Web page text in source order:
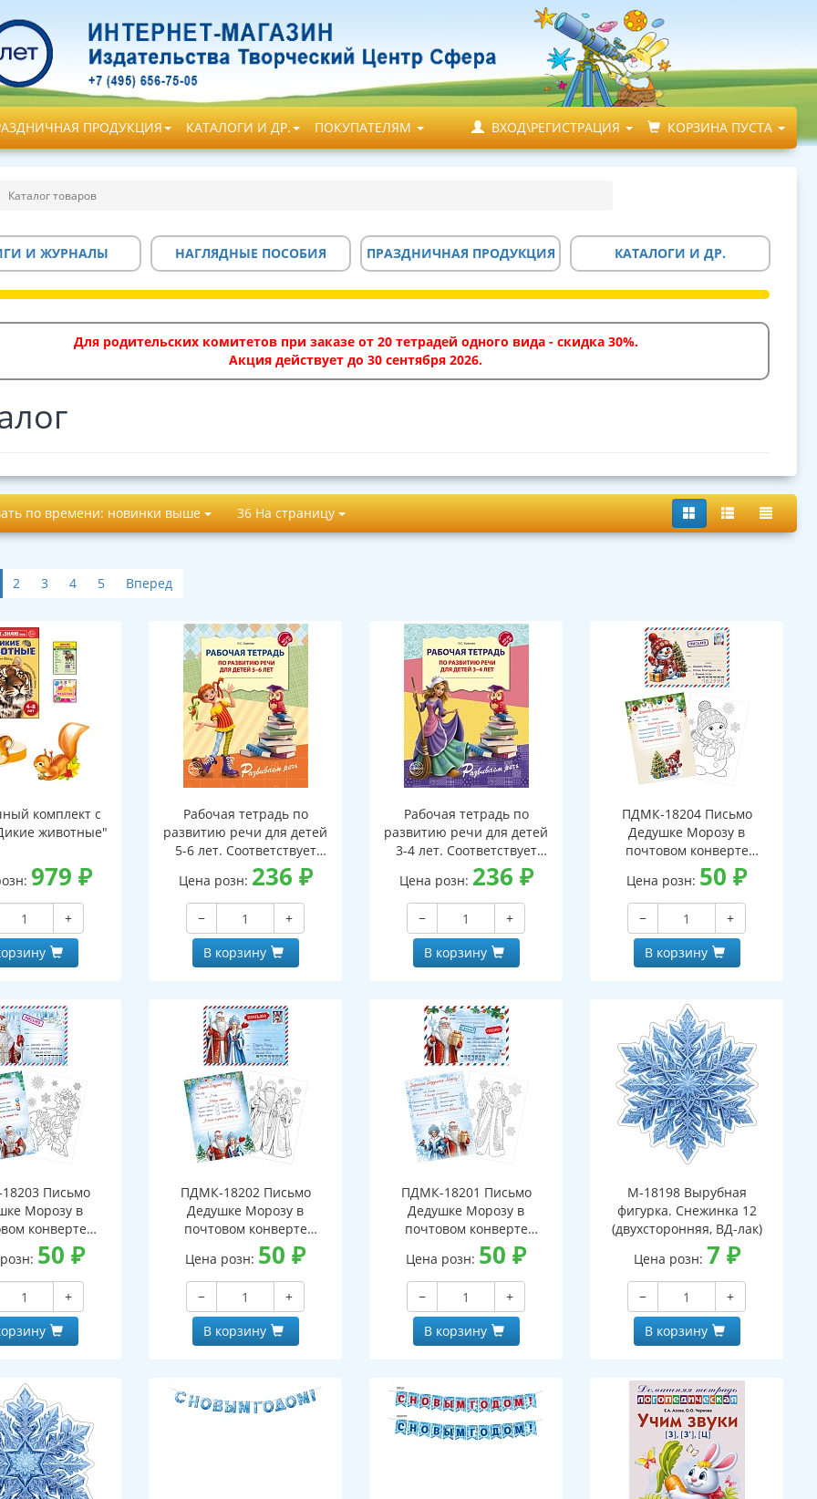
ПРОДУКЦИЯ КАТАЛОГИ И ДР. ПОКУПАТЕЛЯМ ВХОД\РЕГИСТРАЦИЯ КОРЗИНА ПУСТА
Каталог товаров
И ЖУРНАЛЫ НАГЛЯДНЫЕ ПОСОБИЯ ПРАЗДНИЧНАЯ ПРОДУКЦИЯ КАТАЛОГИ И ДР.
Для родительских комитетов при заказе от 20 тетрадей одного вида - скидка 30%.
Акция действует до 30 сентября 2026.
по времени: новинки выше 36 На страницу
2 3 4 5 Вперед
комплект с
животные"
979 ₽
+
Рабочая тетрадь по
развитию речи для детей
5-6 лет. Соответствует
ФГОС ДО - 3-е изд. испр.
Цена розн: 236 ₽
−
+
В корзину
Рабочая тетрадь по
развитию речи для детей
3-4 лет. Соответствует
ФГОС ДО - 3-е изд. испр.
Цена розн: 236 ₽
−
+
В корзину
ПДМК-18204 Письмо
Дедушке Морозу в
почтовом конверте
(конверт, письмо с текстом
и раскраской на обороте,
вырубная фигурка)
Цена розн: 50₽
−
+
В корзину
Письмо
Морозу в
конверте
письмо с текстом
на обороте,
фигурка)
50₽
+
ПДМК-18202 Письмо
Дедушке Морозу в
почтовом конверте
(конверт, письмо с текстом
и раскраской на обороте,
вырубная фигурка)
Цена розн: 50₽
−
+
В корзину
ПДМК-18201 Письмо
Дедушке Морозу в
почтовом конверте
(конверт, письмо с текстом
и раскраской на обороте,
вырубная фигурка)
Цена розн: 50₽
−
+
В корзину
М-18198 Вырубная
фигурка. Снежинка 12
(двухсторонняя, ВД-лак)
Цена розн: 7 ₽
−
+
В корзину